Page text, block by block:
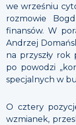
we wrześniu
rozmowie
finansów. W
Andrzej
na przyszły rok
po powodzi
specjalnych w
O cztery
wzmianek,